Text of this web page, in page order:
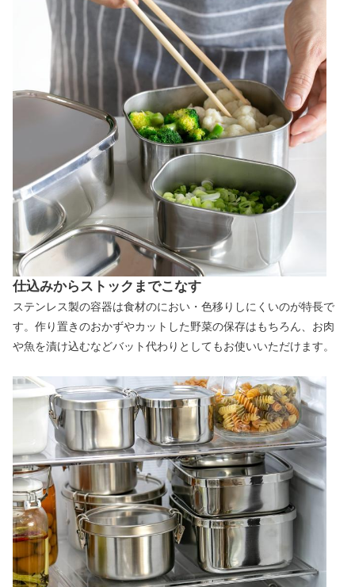
仕込みからストックまでこなす
ステンレス製の容器は食材のにおい・色移りしにくいのが特長で
す。作り置きのおかずやカットした野菜の保存はもちろん、お肉
や魚を漬け込むなどバット代わりとしてもお使いいただけます。